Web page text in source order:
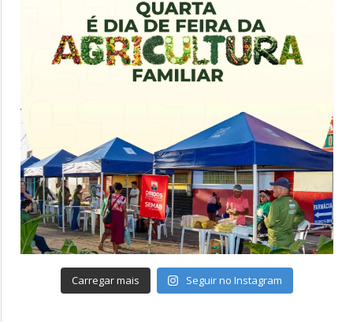
Carregar mais Seguir no Instagram